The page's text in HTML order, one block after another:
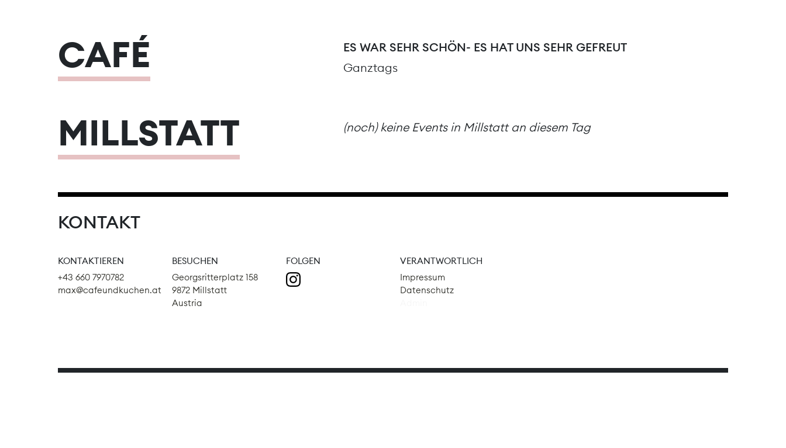
CAFÉ
ES WAR SEHR SCHÖN- ES HAT UNS SEHR GEFREUT
Ganztags
MILLSTATT (noch) keine Events in Millstatt an diesem Tag
KONTAKT
KONTAKTIEREN
+43 660 7970782
max@cafeundkuchen.at
BESUCHEN
Georgsritterplatz 158
9872 Millstatt
Austria
FOLGEN
VERANTWORTLICH
Impressum
Datenschutz